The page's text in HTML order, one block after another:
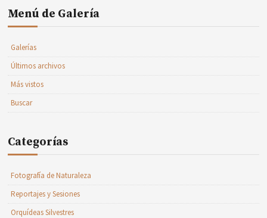
Menú de Galería
Galerías
Últimos archivos
Más vistos
Buscar
Categorías
Fotografía de Naturaleza
Reportajes y Sesiones
Orquídeas Silvestres